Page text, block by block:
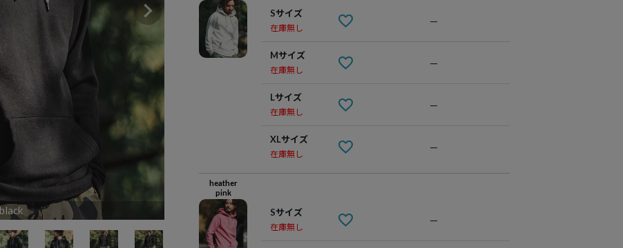
Sサイズ
在庫無し
—
Mサイズ
在庫無し
—
Lサイズ
在庫無し
—
XLサイズ
在庫無し
—
heather
pink
Sサイズ
在庫無し
—